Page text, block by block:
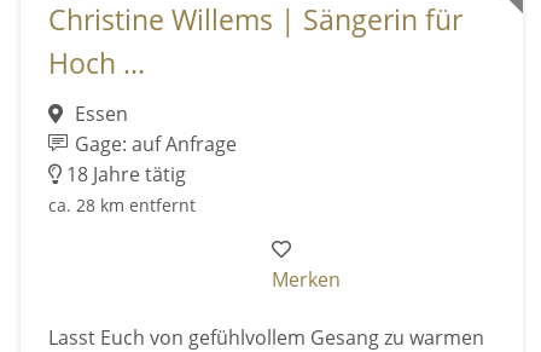
Christine Willems | Sängerin für
Hoch ...
Essen
Gage: auf Anfrage
18 Jahre tätig
ca. 28 km entfernt
Merken
Lasst Euch von gefühlvollem Gesang zu warmen